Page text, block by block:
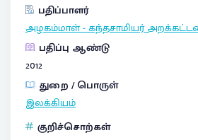
பதிப்பாளர்
அழகம்மாள் - கந்தசாமியர்
பதிப்பு ஆண்டு
2012
துறை / பொருள்
இலக்கியம்
குறிச்சொற்கள்